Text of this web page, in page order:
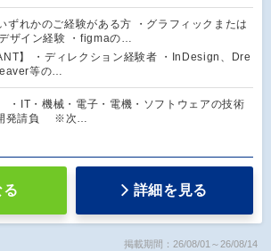
ずれかのご経験がある方 ・グラフィックまたは
ザイン経験 ・figmaの…
】 ・ディレクション経験者 ・InDesign、Dre
等の…
・IT・機械・電子・電機・ソフトウェアの技術
開発請負 ※次…
詳細を見る
掲載期間：26/08/01～26/08/14